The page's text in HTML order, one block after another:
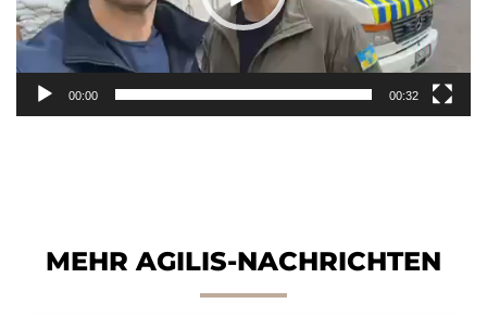
00:00 00:32
MEHR AGILIS-NACHRICHTEN